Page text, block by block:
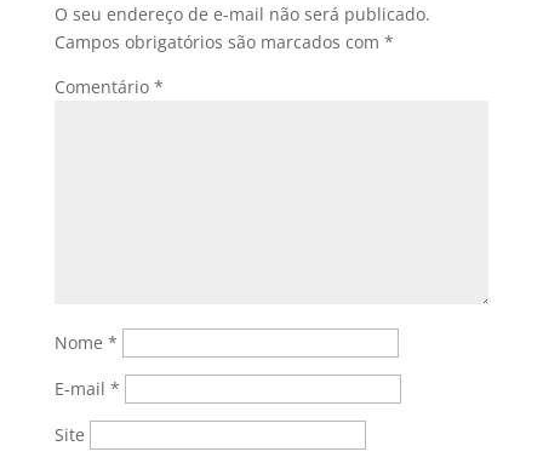
O seu endereço de e-mail não será publicado.
Campos obrigatórios são marcados com *
Comentário *
Nome *
E-mail *
Site